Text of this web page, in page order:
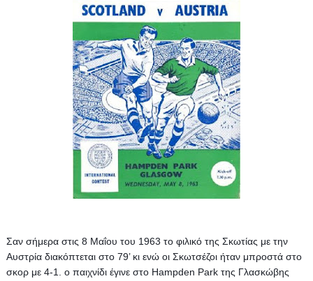
Σαν σήμερα στις 8 Μαΐου του 1963 το φιλικό της Σκωτίας με την
Αυστρία διακόπτεται στο 79’ κι ενώ οι Σκωτσέζοι ήταν μπροστά στο
σκορ με 4-1. ο παιχνίδι έγινε στο Hampden Park της Γλασκώβης